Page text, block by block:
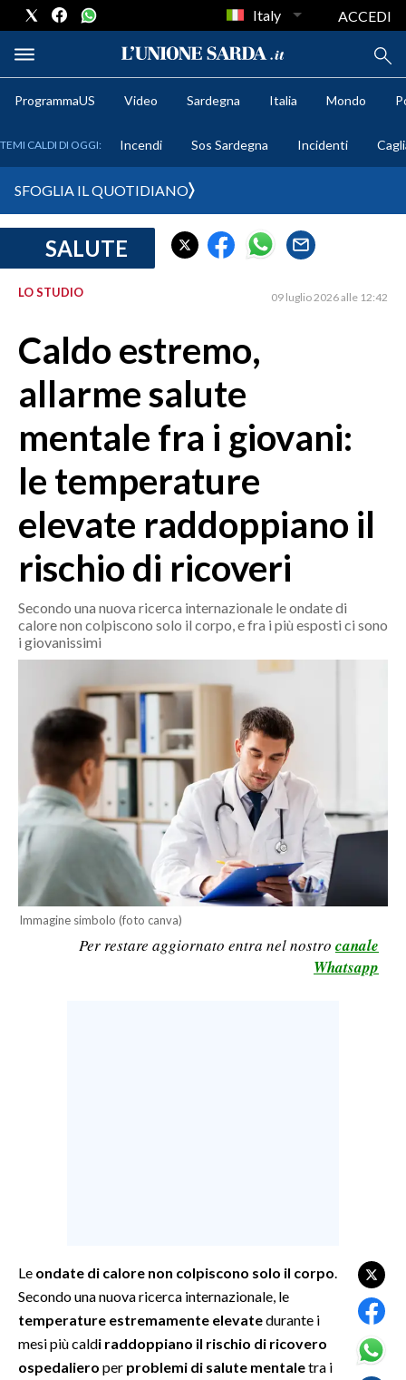
VIDEO
FOTO
PROVINCIA DI CAGLIARI
SULCIS IGLESIENTE
ORISTANO E PROVINCIA
SASSARI E PROVINCIA
GALLURA
NUORO E PROVINCIA
AGENDA
CRONACA
ITALIA
POLITICA
ECONOMIA
SERVIZI ALLE IMPRESE
LAVORO
BANDI
SPORT IN SARDEGNA
GOSSIP
SALUTE
Italy ACCEDI
ProgrammaUS Video Sardegna Italia Mondo
TEMI CALDI DI OGGI: Incendi Sos Sardegna Incidenti
SFOGLIA IL QUOTIDIANO
SALUTE
LO STUDIO 09 luglio 2026 alle 12:42
Caldo estremo,
allarme salute
mentale fra i giovani:
le temperature
elevate raddoppiano il
rischio di ricoveri
Secondo una nuova ricerca internazionale le ondate di
calore non colpiscono solo il corpo, e fra i più esposti ci sono
i giovanissimi
Immagine simbolo (foto canva)
Per restare aggiornato entra nel nostro canale
Whatsapp
Le ondate di calore non colpiscono solo il corpo
Secondo una nuova ricerca internazionale, le
temperature estremamente elevatedurante i
mesi più caldi raddoppiano il rischio di ricovero
ospedaliero per problemi di salute mentaletra i